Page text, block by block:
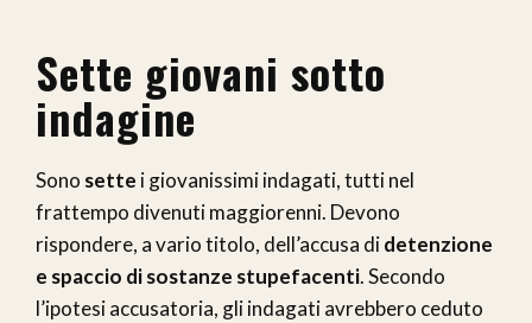
Sette giovani sotto
indagine
Sono sette i giovanissimi indagati, tutti nel
frattempo divenuti maggiorenni. Devono
rispondere, a vario titolo, dell’accusa didetenzione
e spaccio di sostanze stupefacenti. Secondo
l’ipotesi accusatoria, gli indagati avrebbero ceduto